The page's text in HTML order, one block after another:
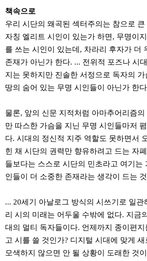
책속으로
우리 시단의 왜곡된 섹터주의는 참으로
자칭 엘리트 시인이 있는가 하면, 무명이
를 쓰는 시인이 있는데, 차라리 후자가 더
존재가 아닌가 한다. ... 전위적 포즈나 시
지는 못하지만 진솔한 서정으로 독자의 가
땅의 숨어 있는 무명 시인들이 아닌가 한
물론, 앞의 신문 지적처럼 아마추어리즘의
만 따스한 가슴을 지닌 무명 시인들마저
다. 시대의 정신적 지주 역할도 못하면서
힌 채 시단의 권력만 향유하려고 드는 자
들보다는 스스로 시단의 민초라고 여기는
인들이 더 소중한 존재라는 생각이 드는
... 20세기 아날로그 방식의 시쓰기로 일관
리 시의 미래는 어두울 수밖에 없다. 지금
대의 멀티 독자들이다. 언제까지 종이편
고 시를 쓸 것인가? 디지털 시대에 맞게
모색하지 않으면 안 될 상황이 도래한 것